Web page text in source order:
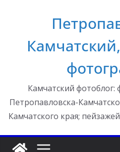
Камчатский фотоблог:
Петропавловска-
Камчатского края;